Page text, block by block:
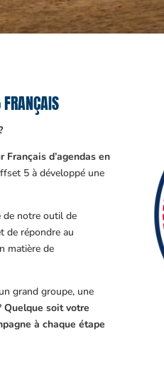
d’agendas en
5 à développé une
de notre outil de
de répondre au
matière de
grand groupe, une
Quelque soit votre
à chaque étape